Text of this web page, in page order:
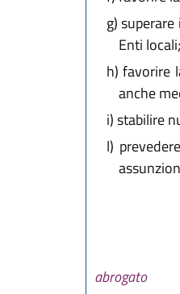
g)
Enti locali;
h) favorire
anche
i)stabilire
l)
abrogato